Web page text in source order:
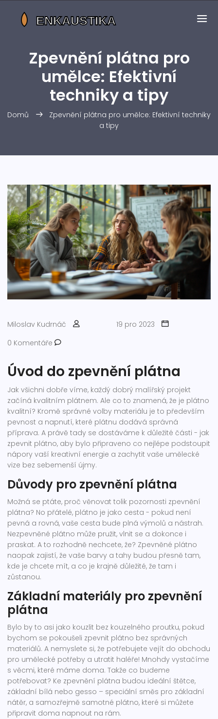
Zpevnění plátna pro
umělce: Efektivní
techniky a tipy
Domů
Zpevnění plátna pro umělce: Efektivní techniky
a tipy
Miloslav Kudrnáč
19 pro 2023
0 Komentáře
Úvod do zpevnění plátna
Jak všichni dobře víme, každý dobrý malířský projekt
začíná kvalitním plátnem. Ale co to znamená, že je plátno
kvalitní? Kromě správné volby materiálu je to především
pevnost a napnutí, které plátnu dodává správná
příprava. A právě tady se dostáváme k důležité části - jak
zpevnit plátno, aby bylo připraveno co nejlépe podstoupit
nápory vaší kreativní energie a zachytit vaše umělecké
vize bez sebemenší újmy.
Důvody pro zpevnění plátna
Možná se ptáte, proč věnovat tolik pozornosti zpevnění
plátna? No přátelé, plátno je jako cesta - pokud není
pevná a rovná, vaše cesta bude plná výmolů a nástrah.
Nezpevněné plátno může pružit, vlnit se a dokonce i
praskat. A to rozhodně nechcete, že? Zpevněné plátno
naopak zajistí, že vaše barvy a tahy budou přesně tam,
kde je chcete mít, a co je krajně důležité, že tam i
zůstanou.
Základní materiály pro zpevnění
plátna
Bylo by to asi jako kouzlit bez kouzelného proutku, pokud
bychom se pokoušeli zpevnit plátno bez správných
materiálů. A nemyslete si, že potřebujete vejít do obchodu
pro umělecké potřeby a utratit haléře! Mnohdy vystačíme
s věcmi, které máme doma. Takže co budeme
potřebovat? Ke zpevnění plátna budou ideální štětce,
základní bílá nebo gesso – speciální směs pro základní
nátěr, a samozřejmě samotné plátno, které si můžete
připravit doma napnout na rám.